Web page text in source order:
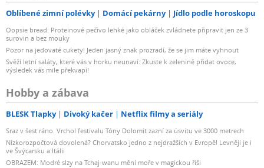
Oblíbené zimní polévky Domácí pekárny Jídlo podle horoskopu
Oopsie bread: Proteinové pečivo lehké jako obláček zvládnete připravit jen ze 3
surovin a bez mouky
Pozor na jedovaté cukety! Jeden jasný znak prozradí, že se jim máte vyhnout
Svěží letní saláty, které vás v horku neunaví: Zkuste k zelenině přidat ovoce,
výsledek vás mile překvapí!
Hobby a zábava
BLESK Tlapky Divoký kačer Netflix filmy a seriály
Sraz v šest ráno. Vrchol festivalu Tóny Dolomit zazní za úsvitu ve 3000 metrech
Nízkorozpočtová dovolená? Chorvatsko jedno z nejdražších v Evropě! Levněji je i
ve Švýcarsku a Itálii
OBRAZEM: Modré slzy na Tchaj-wanu mění moře v magickou říši